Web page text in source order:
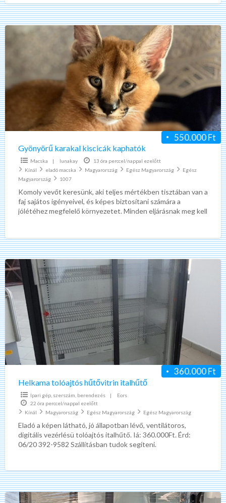
Gyönyörű
karakal
kiscicák
kaphatók
550.000 Ft
Gyönyörű karakal kiscicák kaphatók
Macska | lunakay
13 óra perccel/nappal ezelőtt
Kínál
eladó macska Magyarország Egész Magyarország
Egész
Magyarország
1007
Komoly vevőt keresünk, aki teljes mértékben tisztában van a
faj sajátos igényeivel, és képes biztosítani számára a
jólétéhez megfelelő környezetet. Minden eljárásnak meg kell
Helkama
tolóajtós
hűtővitrin
italhűtő
360.000 Ft
Helkama tolóajtós hűtővitrin italhűtő
Ipari gép, szerszám, berendezés |
Eors
22 óra perccel/nappal ezelőtt
Kínál
Magyarország Egész Magyarország Egész Magyarország
Eladó a képen látható, jó állapotban lévő, ventilátoros,
digitális vezérlésü tolóajtós italhűtő. Iá: 360.000Ft. Érd:
06/20 392-9582 Szállításban tudok segíteni.
Tolóajtós